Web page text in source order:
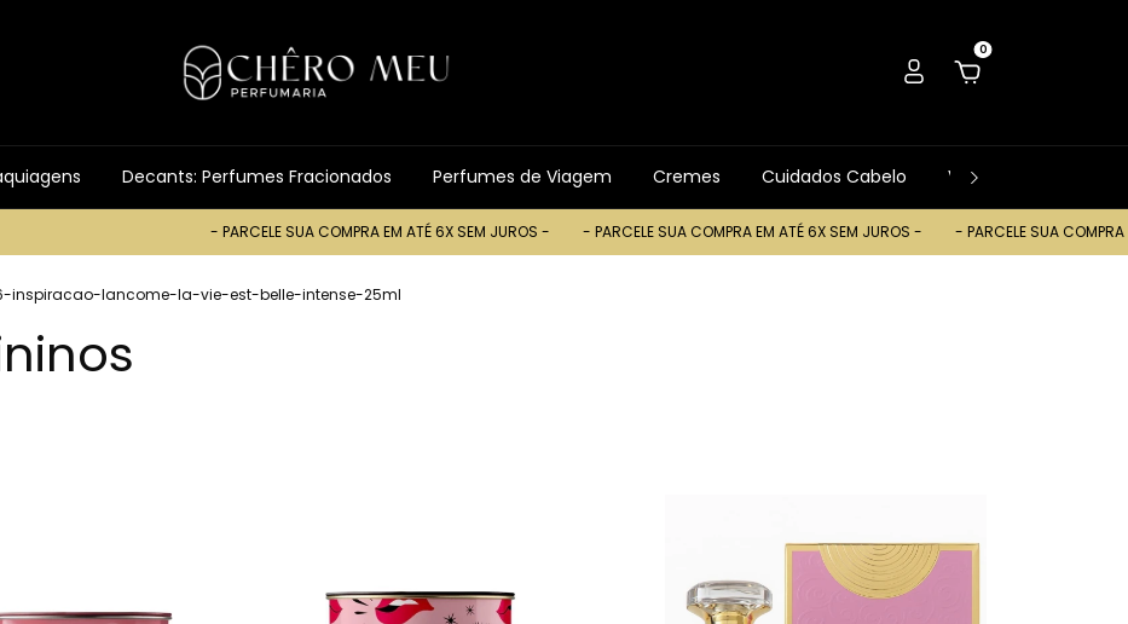
0
Decants: Perfumes Fracionados Perfumes de Viagem Cremes Cuidados Cabelo Ver Tudo
- PARCELE SUA COMPRA EM ATÉ 6X SEM JUROS - - PARCELE SUA COMPRA EM ATÉ 6X SEM JUROS - - PARCELE SUA COMPRA EM ATÉ 6X
inspiracao-lancome-la-vie-est-belle-intense-25ml